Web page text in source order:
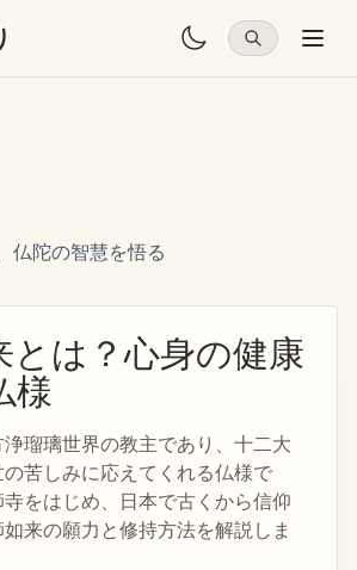
仏陀の智慧を悟る
とは？心身の健康
様
瑠璃世界の教主であり、十二大
苦しみに応えてくれる仏様で
をはじめ、日本で古くから信仰
来の願力と修持方法を解説しま